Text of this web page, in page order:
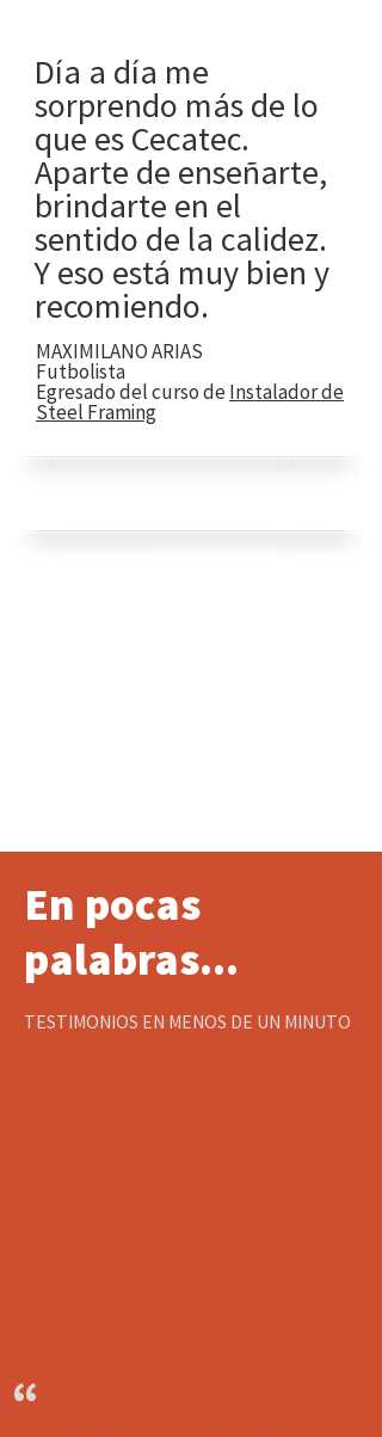
Día a día me
sorprendo más de lo
que es Cecatec.
Aparte de enseñarte,
brindarte en el
sentido de la calidez.
Y eso está muy bien y
recomiendo.
MAXIMILANO ARIAS
Futbolista
Egresado del curso de Instalador de
Steel Framing
En pocas
palabras...
TESTIMONIOS EN MENOS DE UN MINUTO
“